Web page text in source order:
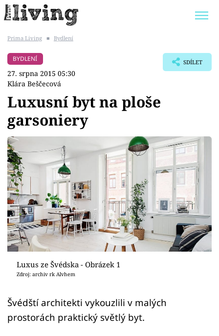
BYDLENÍ SLAVNÝCH
Témata
Bydlení
Zahrada
Design
Sledujte prima+
Přihlášení
Prima Living ■ Bydlení
BYDLENÍ
27. srpna 2015 05:30
Klára Beščecová
SDÍLET
Luxusní byt na ploše
garsoniery
Luxus ze Švédska - Obrázek 1
Zdroj: archiv rk Alvhem
Švédští architekti vykouzlili v malých
prostorách praktický světlý byt.